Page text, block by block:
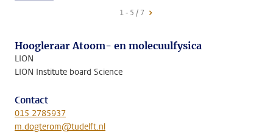
1 - 5 / 7
Hoogleraar Atoom- en molecuulfysica
LION
LION Institute board Science
Contact
015 2785937
m.dogterom@tudelft.nl